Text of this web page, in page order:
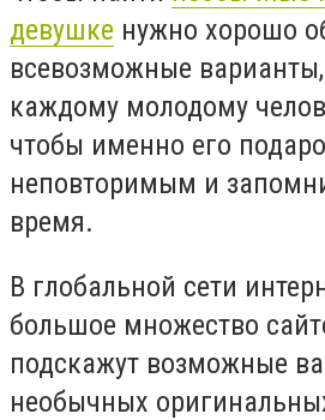
девушке нужно хорошо
всевозможные
каждому молодому
чтобы именно его
неповторимым и
время.
В глобальной сети
большое множество
подскажут возможные
необычных